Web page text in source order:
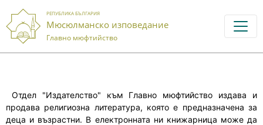
РЕПУБЛИКА БЪЛГАРИЯ
Мюсюлманско изповедание
Главно мюфтийство
Отдел "Издателство" към Главно мюфтийство издава и
продава религиозна литература, която е предназначена за
деца и възрастни. В електронната ни книжарница може да